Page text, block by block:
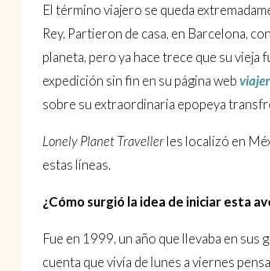
El término viajero se queda
Rey. Partieron de casa, en Barcelona,
planeta, pero ya hace trece que su
expedición sin fin en su página web
sobre su extraordinaria epopeya
Lonely Planet Travellerles localizó en
estas líneas.
¿Cómo surgió la idea de iniciar esta
Fue en 1999, un año que llevaba en sus
cuenta que vivía de lunes a viernes